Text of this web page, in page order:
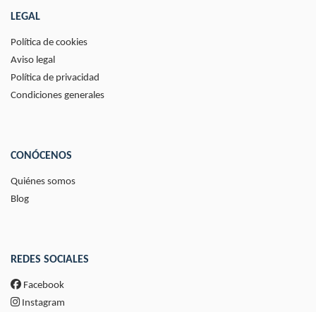
LEGAL
Política de cookies
Aviso legal
Política de privacidad
Condiciones generales
CONÓCENOS
Quiénes somos
Blog
REDES SOCIALES
Facebook
Instagram